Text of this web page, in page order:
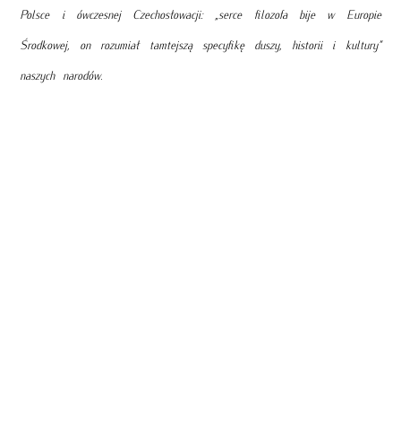
Polsce i ówczesnej Czechosłowacji: „serce filozofa bije w Europie
Środkowej, on rozumiał tamtejszą specyfikę duszy, historii i kultury”
naszych narodów.